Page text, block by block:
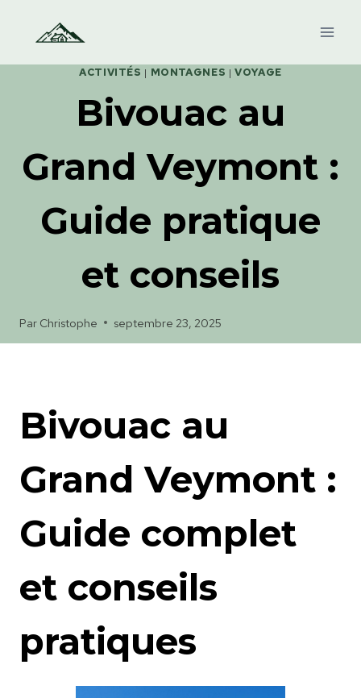
ACTIVITÉS | MONTAGNES |VOYAGE
Bivouac au
Grand Veymont :
Guide pratique
et conseils
Par Christophe septembre 23, 2025
Bivouac au
Grand Veymont :
Guide complet
et conseils
pratiques